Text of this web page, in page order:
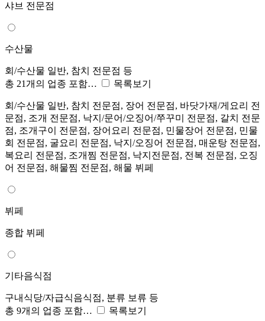
샤브 전문점
수산물
회/수산물 일반, 참치 전문점 등
총 21개의 업종 포함…
목록보기
회/수산물 일반, 참치 전문점, 장어 전문점, 바닷가재/게요리 전
문점, 조개 전문점, 낙지/문어/오징어/쭈꾸미 전문점, 갈치 전문
점, 조개구이 전문점, 장어요리 전문점, 민물장어 전문점, 민물
회 전문점, 굴요리 전문점, 낙지/오징어 전문점, 매운탕 전문점,
복요리 전문점, 조개찜 전문점, 낙지전문점, 전복 전문점, 오징
어 전문점, 해물찜 전문점, 해물 뷔페
뷔페
종합 뷔페
기타음식점
구내식당/자급식음식점, 분류 보류 등
총 9개의 업종 포함…
목록보기